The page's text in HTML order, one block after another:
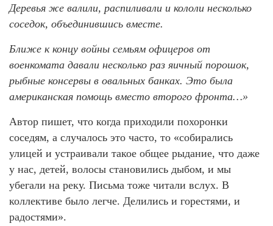
Деревья же валили, распиливали и кололи несколько
соседок, объединившись вместе.
Ближе к концу войны семьям офицеров от
военкомата давали несколько раз яичный порошок,
рыбные консервы в овальных банках. Это была
американская помощь вместо второго фронта…»
Автор пишет, что когда приходили похоронки
соседям, а случалось это часто, то «собирались
улицей и устраивали такое общее рыдание, что даже
у нас, детей, волосы становились дыбом, и мы
убегали на реку. Письма тоже читали вслух. В
коллективе было легче. Делились и горестями, и
радостями».